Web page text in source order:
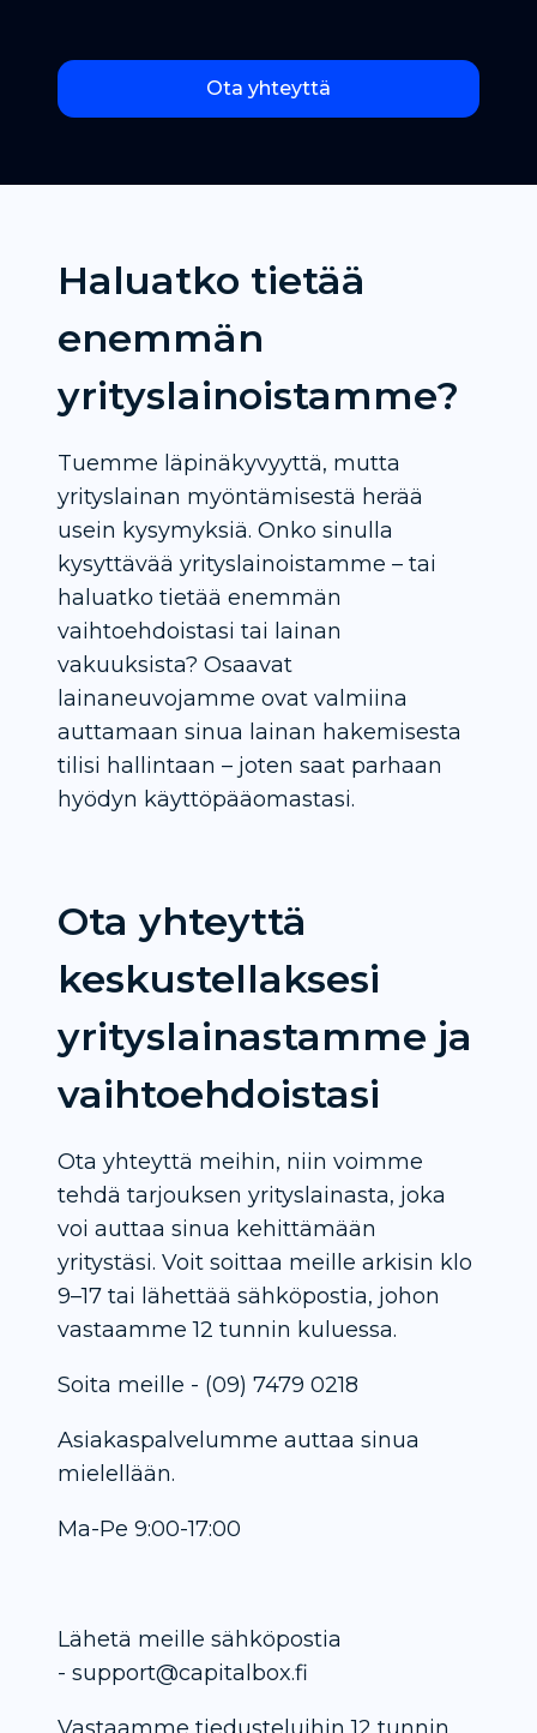
Ota yhteyttä
Haluatko tietää
enemmän
yrityslainoistamme?
Tuemme läpinäkyvyyttä, mutta
yrityslainan myöntämisestä herää
usein kysymyksiä. Onko sinulla
kysyttävää yrityslainoistamme – tai
haluatko tietää enemmän
vaihtoehdoistasi tai lainan
vakuuksista? Osaavat
lainaneuvojamme ovat valmiina
auttamaan sinua lainan hakemisesta
tilisi hallintaan – joten saat parhaan
hyödyn käyttöpääomastasi.
Ota yhteyttä
keskustellaksesi
yrityslainastamme ja
vaihtoehdoistasi
Ota yhteyttä meihin, niin voimme
tehdä tarjouksen yrityslainasta, joka
voi auttaa sinua kehittämään
yritystäsi. Voit soittaa meille arkisin klo
9–17 tai lähettää sähköpostia, johon
vastaamme 12 tunnin kuluessa.
Soita meille - (09) 7479 0218
Asiakaspalvelumme auttaa sinua
mielellään.
Ma-Pe 9:00-17:00
Lähetä meille sähköpostia
- support@capitalbox.fi
Vastaamme tiedusteluihin 12 tunnin